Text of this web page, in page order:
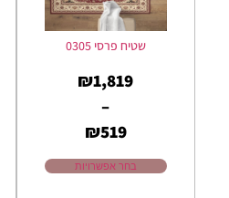
שטיח פרסי 0305
₪519
–
₪1,819
בחר אפשרויות